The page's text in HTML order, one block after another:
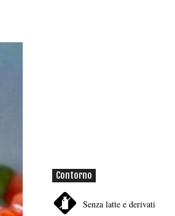
Contorno
Senza latte e derivati